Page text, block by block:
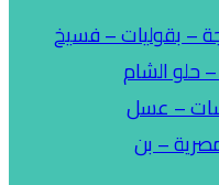
– بقوليات – فسيخ
حلو الشام
– عسل
– بن